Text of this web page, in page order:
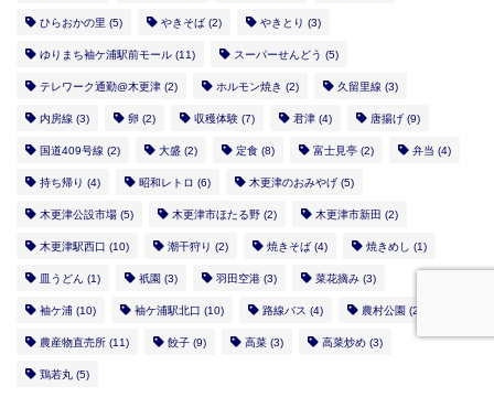
ひらおかの里 (5) やきそば (2) やきとり (3)
ゆりまち袖ケ浦駅前モール (11) スーパーせんどう (5)
テレワーク通勤@木更津 (2) ホルモン焼き (2) 久留里線 (3)
内房線 (3) 卵 (2) 収穫体験 (7) 君津 (4) 唐揚げ (9)
国道409号線 (2) 大盛 (2) 定食 (8) 富士見亭 (2) 弁当 (4)
持ち帰り (4) 昭和レトロ (6) 木更津のおみやげ (5)
木更津公設市場 (5) 木更津市ほたる野 (2) 木更津市新田 (2)
木更津駅西口 (10) 潮干狩り (2) 焼きそば (4) 焼きめし (1)
皿うどん (1) 祇園 (3) 羽田空港 (3) 菜花摘み (3)
袖ケ浦 (10) 袖ケ浦駅北口 (10) 路線バス (4) 農村公園 (2)
農産物直売所 (11) 餃子 (9) 高菜 (3) 高菜炒め (3)
鶏若丸 (5)